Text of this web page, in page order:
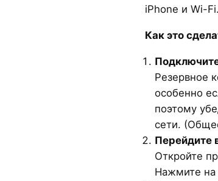
iPhone и Wi-Fi.
Как это
Резервное
особенно
поэтому
сети.
Перейдите
Откройте
Нажмите на